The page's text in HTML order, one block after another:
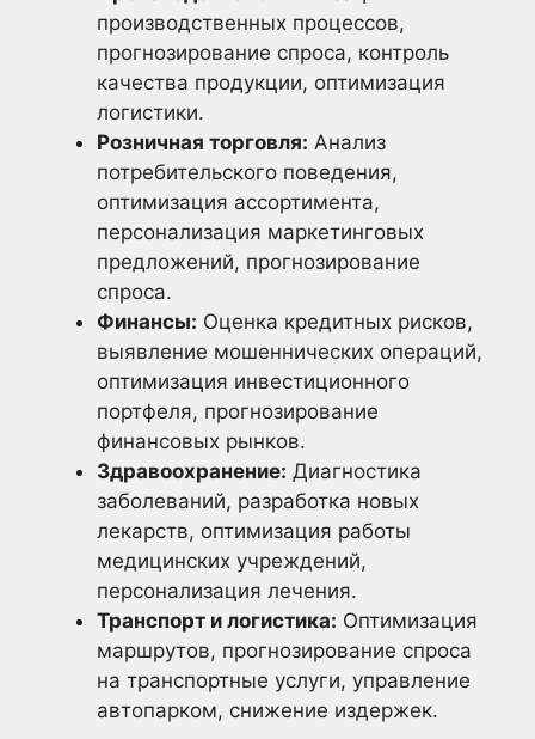
производственных процессов,
прогнозирование спроса, контроль
качества продукции, оптимизация
логистики.
Розничная торговля: Анализ
потребительского поведения,
оптимизация ассортимента,
персонализация маркетинговых
предложений, прогнозирование
спроса.
Финансы: Оценка кредитных рисков,
выявление мошеннических операций,
оптимизация инвестиционного
портфеля, прогнозирование
финансовых рынков.
Здравоохранение: Диагностика
заболеваний, разработка новых
лекарств, оптимизация работы
медицинских учреждений,
персонализация лечения.
Транспорт и логистика: Оптимизация
маршрутов, прогнозирование спроса
на транспортные услуги, управление
автопарком, снижение издержек.